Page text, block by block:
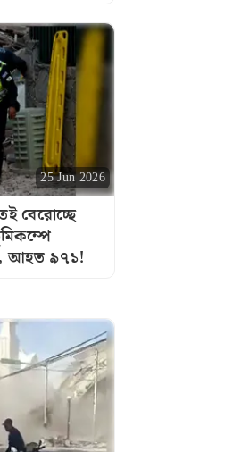
25 Jun 2026
বেরোচ্ছে
আহত ৯৭১!